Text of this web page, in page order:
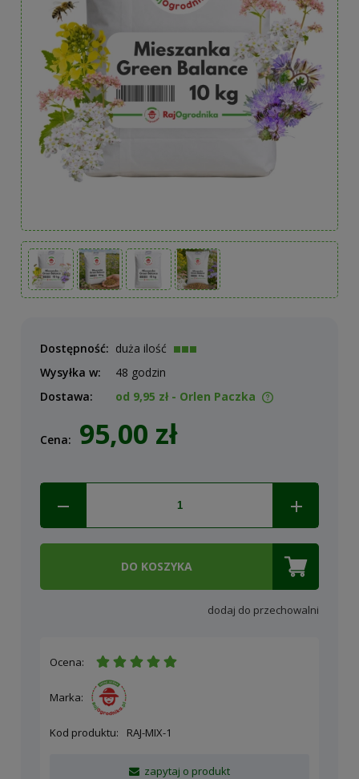
Dostępność: duża ilość
Wysyłka w:
48 godzin
Dostawa:
od 9,95 zł - Orlen Paczka
Cena: 95,00 zł
DO KOSZYKA
dodaj do przechowalni
Ocena:
Marka:
Kod produktu: RAJ-MIX-1
zapytaj o produkt